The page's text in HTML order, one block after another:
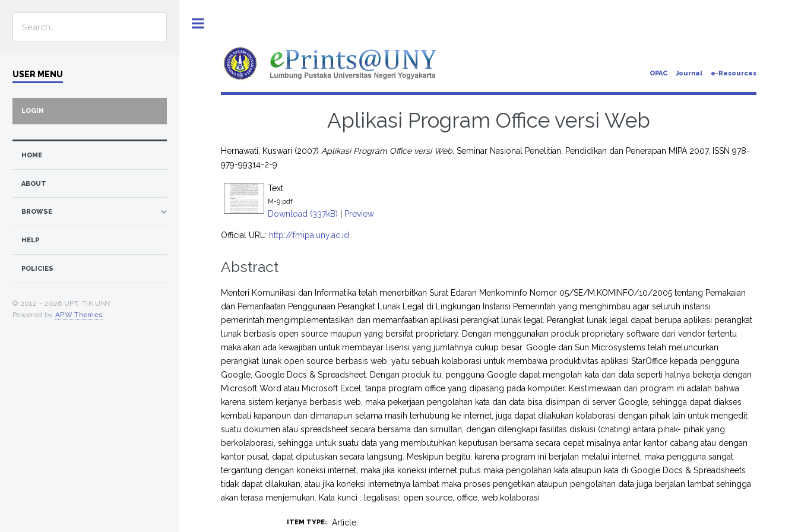
OPAC Journal e-Resources
Aplikasi Program Office versi Web
Hernawati, Kuswari (2007) Aplikasi Program Office versi Web. Seminar Nasional Penelitian, Pendidikan dan Penerapan MIPA 2007. ISSN 978-
979-99314-2-9
Text
M-9.pdf
Download (337kB) | Preview
Official URL: http://fmipa.uny.ac.id
Abstract
Menteri Komunikasi dan Informatika telah menerbitkan Surat Edaran Menkominfo Nomor 05/SE/M.KOMINFO/10/2005 tentang Pemakaian
dan Pemanfaatan Penggunaan Perangkat Lunak Legal di Lingkungan Instansi Pemerintah yang menghimbau agar seluruh instansi
pemerintah mengimplementasikan dan memanfaatkan aplikasi perangkat lunak legal. Perangkat lunak legal dapat berupa aplikasi perangkat
lunak berbasis open source maupun yang bersifat proprietary. Dengan menggunakan produk proprietary software dari vendor tertentu
maka akan ada kewajiban untuk membayar lisensi yang jumlahnya cukup besar. Google dan Sun Microsystems telah meluncurkan
perangkat lunak open source berbasis web, yaitu sebuah kolaborasi untuk membawa produktivitas aplikasi StarOffice kepada pengguna
Google, Google Docs & Spreadsheet. Dengan produk itu, pengguna Google dapat mengolah kata dan data seperti halnya bekerja dengan
Microsoft Word atau Microsoft Excel, tanpa program office yang dipasang pada komputer. Keistimewaan dari program ini adalah bahwa
karena sistem kerjanya berbasis web, maka pekerjaan pengolahan kata dan data bisa disimpan di server Google, sehingga dapat diakses
kembali kapanpun dan dimanapun selama masih terhubung ke internet, juga dapat dilakukan kolaborasi dengan pihak lain untuk mengedit
suatu dokumen atau spreadsheet secara bersama dan simultan, dengan dilengkapi fasilitas diskusi (chating) antara pihak- pihak yang
berkolaborasi, sehingga untuk suatu data yang membutuhkan keputusan bersama secara cepat misalnya antar kantor cabang atau dengan
kantor pusat, dapat diputuskan secara langsung. Meskipun begitu, karena program ini berjalan melalui internet, maka pengguna sangat
tergantung dengan koneksi internet, maka jika koneksi internet putus maka pengolahan kata ataupun kata di Google Docs & Spreadsheets
tidak dapat dilakukan, atau jika koneksi internetnya lambat maka proses pengetikan ataupun pengolahan data juga berjalan lambat sehingga
akan terasa menjemukan. Kata kunci : legalisasi, open source, office, web,kolaborasi
ITEM TYPE: Article
USER MENU
LOGIN
HOME
ABOUT
BROWSE
HELP
POLICIES
© 2012 - 2026 UPT. TIK UNY
Powered by APW Themes